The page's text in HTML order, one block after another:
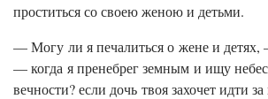
проститься со своею женою и детьми.
— Могу ли я печалиться о жене и детях,
— когда я пренебрег земным и ищу
вечности? если дочь твоя захочет идти